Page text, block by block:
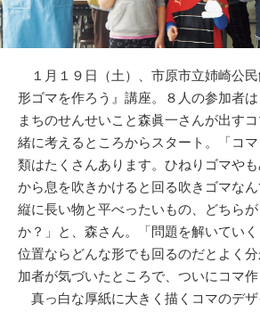
１月１９日（土）、市原市立姉崎公
形ゴマを作ろう』講座。８人の参加者は
まちのせんせいこと森眞一さんが出す
緒に考えるところからスタート。「コ
類はたくさんあります。ひねりゴマや
から息を吹きかけると回る吹きゴマなん
縦に長い物と平べったいもの、どちら
か？」と、森さん。「問題を解いてい
位置ならどんな形でも回るのだとよく
加者が気づいたところで、ついにコマ作
真っ白な厚紙に大きく描くコマのデ